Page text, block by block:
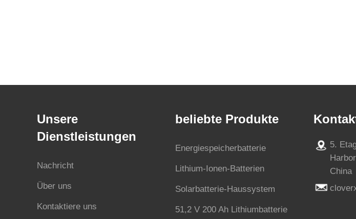
Unsere
Dienstleistungen
Nachricht
Über uns
Kontaktiere uns
beliebte Produkte
Energiespeicherbatterie
Lithium-Ionen-Batterien
Solarbatterie-Haussystem
51,2 V 200 Ah Lithiumbatterie
5.
China